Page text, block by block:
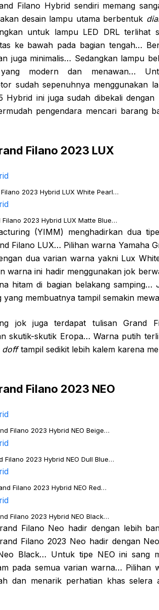
Filano Hybrid sendiri memang
desain lampu utama berbentuk
untuk lampu LED DRL terlihat
ke bawah pada bagian tengah…
juga minimalis… Sedangkan lampu
modern dan menawan…
sudah sepenuhnya menggunakan
Hybrid ini juga sudah dibekali dengan
pengendara mencari barang
Filano 2023 LUX
2023 Hybrid LUX White Pearl…
Filano 2023 Hybrid LUX Matte Blue…
(YIMM) menghadirkan dua
Filano LUX… Pilihan warna Yamaha
dua varian warna yakni Lux
warna ini hadir menggunakan jok
hitam di bagian belakang samping…
yang membuatnya tampil semakin
jok juga terdapat tulisan Grand
skutik-skutik Eropa… Warna putih
dofftampil sedikit lebih kalem karena
Filano 2023 NEO
Filano 2023 Hybrid NEO Beige…
Filano 2023 Hybrid NEO Dull Blue…
Filano 2023 Hybrid NEO Red…
Filano 2023 Hybrid NEO Black…
Filano Neo hadir dengan lebih
Filano 2023 Neo hadir dengan
Black… Untuk tipe NEO ini sang
pada semua varian warna… Pilihan
dan menarik perhatian khas selera